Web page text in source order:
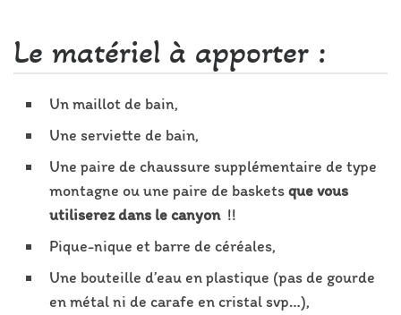
Le matériel à apporter :
Un maillot de bain,
Une serviette de bain,
Une paire de chaussure supplémentaire de type
montagne ou une paire de basketsque vous
utiliserez dans le canyon!!
Pique-nique et barre de céréales,
Une bouteille d’eau en plastique (pas de gourde
en métal ni de carafe en cristal svp…),